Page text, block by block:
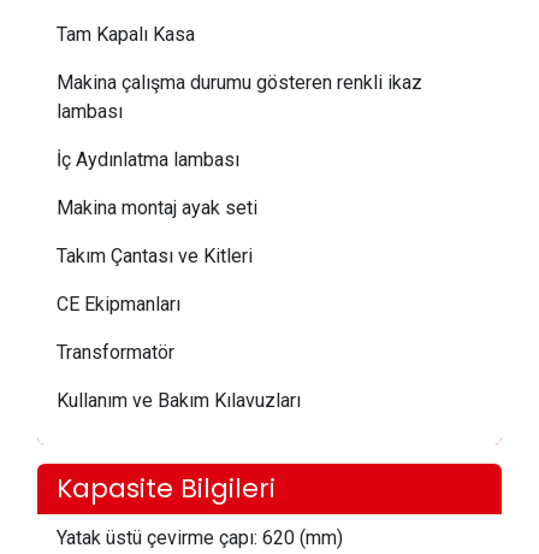
Tam Kapalı Kasa
Makina çalışma durumu gösteren renkli ikaz
lambası
İç Aydınlatma lambası
Makina montaj ayak seti
Takım Çantası ve Kitleri
CE Ekipmanları
Transformatör
Kullanım ve Bakım Kılavuzları
Kapasite Bilgileri
Yatak üstü çevirme çapı: 620 (mm)